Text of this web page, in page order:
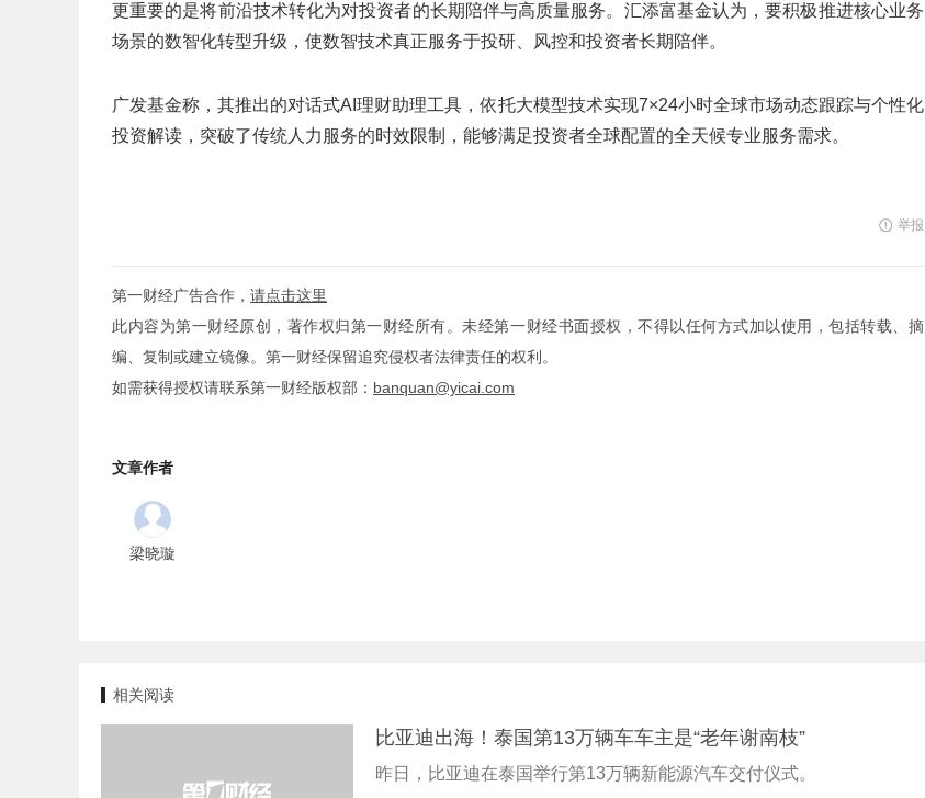
更重要的是将前沿技术转化为对投资者的长期陪伴与高质量服务。汇添富基金认为，要积极推进核心业务
场景的数智化转型升级，使数智技术真正服务于投研、风控和投资者长期陪伴。
广发基金称，其推出的对话式AI理财助理工具，依托大模型技术实现7×24小时全球市场动态跟踪与个性化
投资解读，突破了传统人力服务的时效限制，能够满足投资者全球配置的全天候专业服务需求。
举报
第一财经广告合作， 请点击这里
此内容为第一财经原创，著作权归第一财经所有。未经第一财经书面授权，不得以任何方式加以使用，包括转载、摘
编、复制或建立镜像。第一财经保留追究侵权者法律责任的权利。
如需获得授权请联系第一财经版权部： banquan@yicai.com
文章作者
梁晓璇
相关阅读
比亚迪出海！泰国第13万辆车车主是“老年谢南枝”
昨日，比亚迪在泰国举行第13万辆新能源汽车交付仪式。